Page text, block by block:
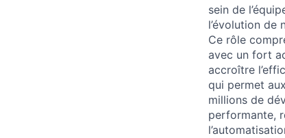
sein de
l’évolution de
Ce rôle
avec un fort
accroître
qui permet
millions de
performante,